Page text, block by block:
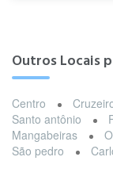
Outros Locais
Centro
Santo antônio
Mangabeiras
São pedro